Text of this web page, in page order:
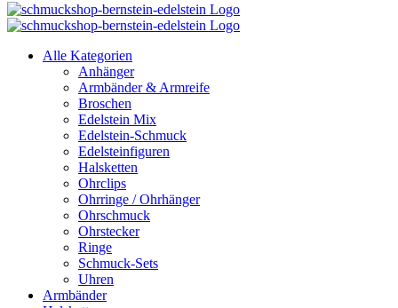
Alle Kategorien
Anhänger
Armbänder & Armreife
Broschen
Edelstein Mix
Edelstein-Schmuck
Edelsteinfiguren
Halsketten
Ohrclips
Ohrringe / Ohrhänger
Ohrschmuck
Ohrstecker
Ringe
Schmuck-Sets
Uhren
Armbänder